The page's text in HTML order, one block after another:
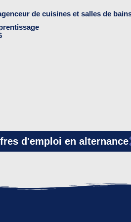
de cuisines et salles de
d'emploi en alternance